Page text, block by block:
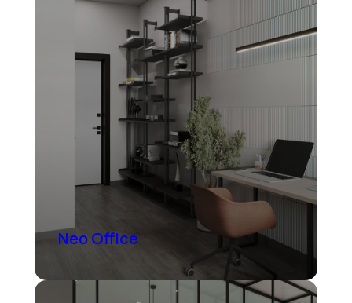
Neo Office